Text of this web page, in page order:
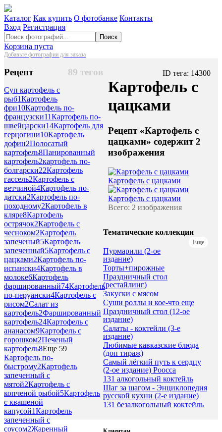
Каталог Как купить О фотобанке Контакты
Вход Регистрация
Поиск
Корзина пуста
Добавьте фотографии для заказа
89 тегов
Рецепт
Суп картофель с
рыб1Картофель
фри10Картофель по-
французски11Картофель по-
швейцарски14Картофель для
герцогини10Картофель
дофин2Полосатый
картофель8Панированный
картофель2картофель по-
болгарски22Картофель
гассель2Картофель с
ветчиной4Картофель по-
датски2Картофель по-
походному2Картофель в
кляре8Картофель
острячок2Картофель с
чесноком2Картофель
запеченый5Картофель
запеченный5Картофель с
цацками2Картофель по-
испански4Картофель в
молоке6Картофель
фаршированный74Картофель
по-перуански4Картофель с
рисом2Салат из
картофель2Фаршированный
картофель24Картофель с
ананасом9Картофель с
горошком2Печеный
картофель8Еще 59
Картофель по-
быстрому2Картофель
запеченный с
мятой2Картофель с
копченой рыбой5Картофель
с квашеной
капусой1Картофель
запеченный с
соусом2Жаренный
ID тега: 14300
Картофель с
цацками
Рецепт «Картофель с
цацками» содержит 2
изображения
Картофель с цацками
Картофель с цацками
Всего: 2 изображения
Тематические коллекции
Еще
Пурмарили (2-ое
издание)
Торты+пирожные
Праздничный стол
(рестайлинг)
Закуски с мясом
Суши роллы и кое-что еще
Праздничный стол (12-ое
издание)
Салаты - коктейли (3-е
издание)
Любимые кавказские блюда
(доп тираж)
Самый лёгкий путь к сердцу
(2-ое издание) Роосса
131 алкогольный коктейль
Шаг за шагом - Энциклопедия
русской кухни (2-е издание)
131 безалкогольный коктейль